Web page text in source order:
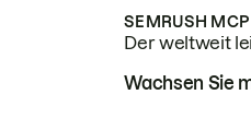
SEMRUSH
Der weltweit
Wachsen Sie